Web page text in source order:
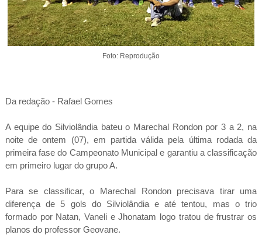
Foto: Reprodução
Da redação - Rafael Gomes
A equipe do Silviolândia bateu o Marechal Rondon por 3 a 2, na
noite de ontem (07), em partida válida pela última rodada da
primeira fase do Campeonato Municipal e garantiu a classificação
em primeiro lugar do grupo A.
Para se classificar, o Marechal Rondon precisava tirar uma
diferença de 5 gols do Silviolândia e até tentou, mas o trio
formado por Natan, Vaneli e Jhonatam logo tratou de frustrar os
planos do professor Geovane.